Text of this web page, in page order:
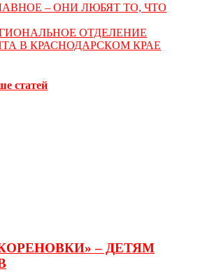
– ОНИ ЛЮБЯТ ТО, ЧТО
ОТДЕЛЕНИЕ
В КРАСНОДАРСКОМ КРАЕ
статей
– ДЕТЯМ